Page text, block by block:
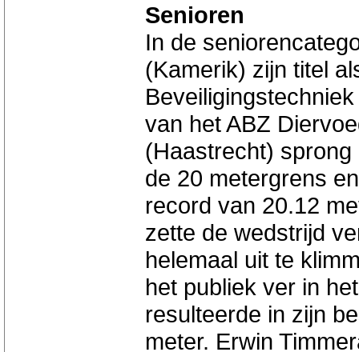
Senioren
In de
(Kamerik) zijn titel
van het ABZ
(Haastrecht)
de 20 metergrens
record van 20.12
zette de wedstrijd
helemaal uit te
het publiek ver in
resulteerde in zijn
meter. Erwin